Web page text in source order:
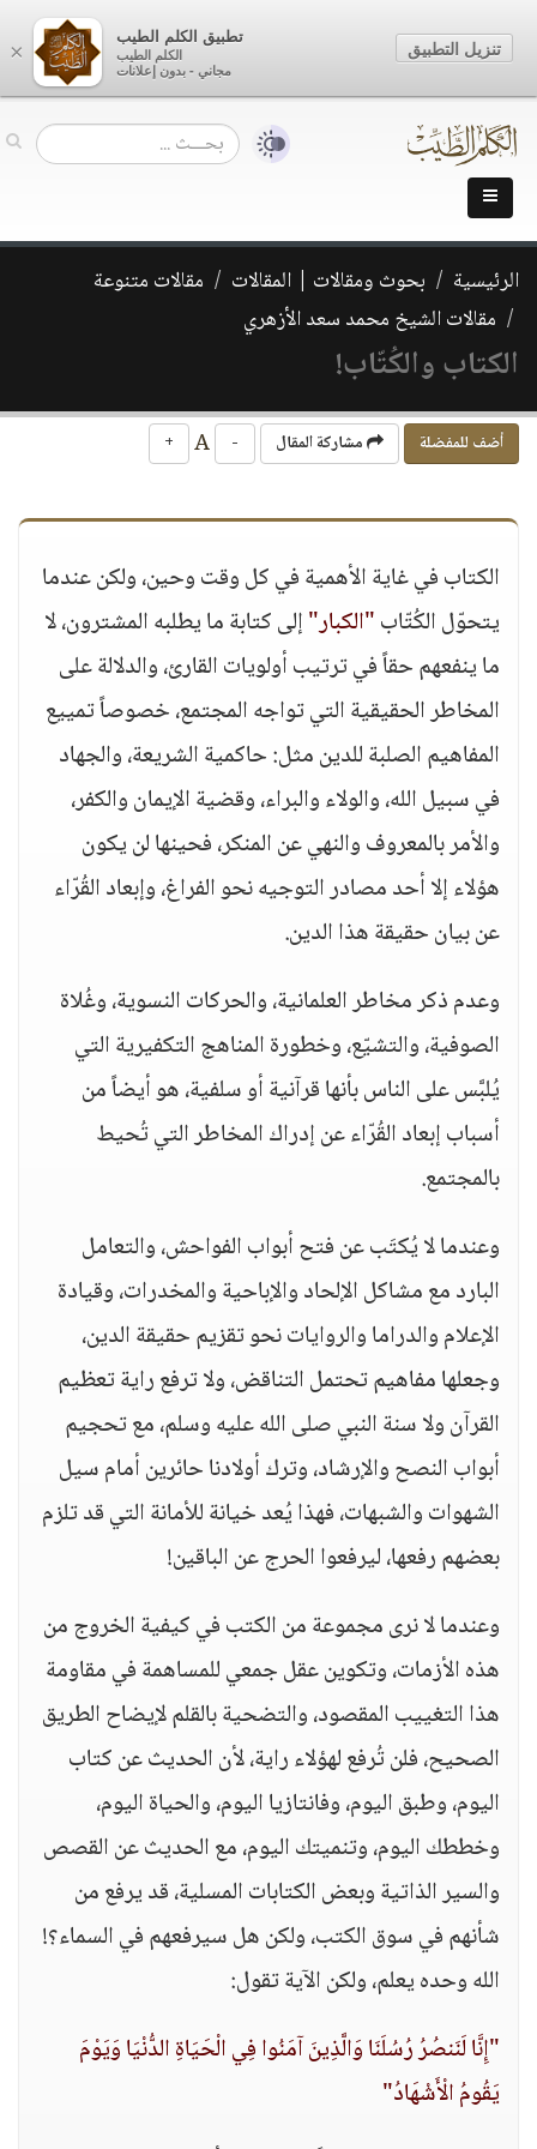
الرئيسية بحوث ومقالات | المقالات
مقالات متنوعة
مقالات الشيخ محمد سعد الأزهري
الكتاب والكُتّاب!
أضف للمفضلة مشاركة المقال -
+
الكتاب في غاية الأهمية في كل وقت وحين، ولكن عندما
يتحوّل الكُتّاب"الكبار"إلى كتابة ما يطلبه المشترون، لا
ما ينفعهم حقاً في ترتيب أولويات القارئ، والدلالة على
المخاطر الحقيقية التي تواجه المجتمع، خصوصاً تمييع
المفاهيم الصلبة للدين مثل: حاكمية الشريعة، والجهاد
في سبيل الله، والولاء والبراء، وقضية الإيمان والكفر،
والأمر بالمعروف والنهي عن المنكر، فحينها لن يكون
هؤلاء إلا أحد مصادر التوجيه نحو الفراغ، وإبعاد القُرّاء
عن بيان حقيقة هذا الدين.
وعدم ذكر مخاطر العلمانية، والحركات النسوية، وغُلاة
الصوفية، والتشيّع، وخطورة المناهج التكفيرية التي
يُلبَّس على الناس بأنها قرآنية أو سلفية، هو أيضاً من
أسباب إبعاد القُرّاء عن إدراك المخاطر التي تُحيط
بالمجتمع.
وعندما لا يُكتَب عن فتح أبواب الفواحش، والتعامل
البارد مع مشاكل الإلحاد والإباحية والمخدرات، وقيادة
الإعلام والدراما والروايات نحو تقزيم حقيقة الدين،
وجعلها مفاهيم تحتمل التناقض، ولا ترفع راية تعظيم
القرآن ولا سنة النبي صلى الله عليه وسلم، مع تحجيم
أبواب النصح والإرشاد، وترك أولادنا حائرين أمام سيل
الشهوات والشبهات، فهذا يُعد خيانة للأمانة التي قد تلزم
بعضهم رفعها، ليرفعوا الحرج عن الباقين!
وعندما لا نرى مجموعة من الكتب في كيفية الخروج من
هذه الأزمات، وتكوين عقل جمعي للمساهمة في مقاومة
هذا التغييب المقصود، والتضحية بالقلم لإيضاح الطريق
الصحيح، فلن تُرفع لهؤلاء راية، لأن الحديث عن كتاب
اليوم، وطبق اليوم، وفانتازيا اليوم، والحياة اليوم،
وخططك اليوم، وتنميتك اليوم، مع الحديث عن القصص
والسير الذاتية وبعض الكتابات المسلية، قد يرفع من
شأنهم في سوق الكتب، ولكن هل سيرفعهم في السماء؟!
الله وحده يعلم، ولكن الآية تقول:
"إِنَّا لَنَنصُرُ رُسُلَنَا وَالَّذِينَ آمَنُوا فِي الْحَيَاةِ الدُّنْيَا وَيَوْمَ
يَقُومُ الْأَشْهَادُ"
×
تطبيق الكلم الطيب
الكلم الطيب
مجاني - بدون إعلانات
تنزيل التطبيق